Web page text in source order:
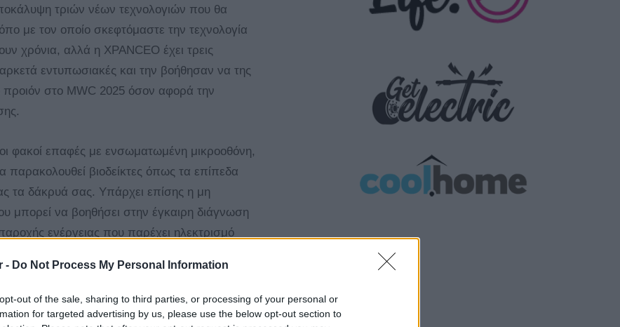
- Do Not Process My Personal Information
out of the sale, sharing to third parties, or processing of your personal or
for targeted advertising by us, please use the below opt-out section to
τριών νέων τεχνολογιών που θα
με τον οποίο σκεφτόμαστε την τεχνολογία
χρόνια, αλλά η XPANCEO έχει τρεις
εντυπωσιακές και την βοήθησαν να της
προιόν στο MWC 2025 όσον αφορά την
φακοί επαφές με ενσωματωμένη μικροοθόνη,
παρακολουθεί βιοδείκτες όπως τα επίπεδα
τα δάκρυά σας. Υπάρχει επίσης η μη
μπορεί να βοηθήσει στην έγκαιρη διάγνωση
ενέργειας που παρέχει ηλεκτρισμό
έξυπων φακών εάν καταφέρει η XPANCEO
τους ιδιαίτερους φακούς!